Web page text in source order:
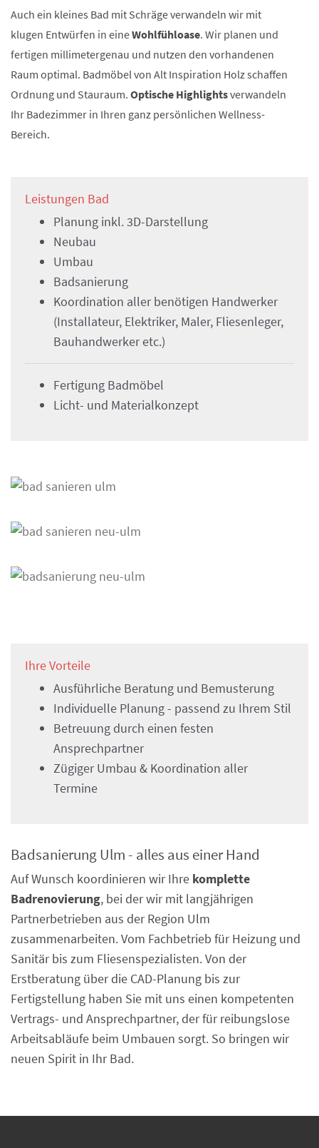
Auch ein kleines Bad mit Schräge verwandeln wir mit
klugen Entwürfen in eineWohlfühloase. Wir planen und
fertigen millimetergenau und nutzen den vorhandenen
Raum optimal. Badmöbel von Alt Inspiration Holz schaffen
Ordnung und Stauraum. Optische Highlightsverwandeln
Ihr Badezimmer in Ihren ganz persönlichen Wellness-
Bereich.
Leistungen Bad
Planung inkl. 3D-Darstellung
Neubau
Umbau
Badsanierung
Koordination aller benötigen Handwerker
(Installateur, Elektriker, Maler, Fliesenleger,
Bauhandwerker etc.)
Fertigung Badmöbel
Licht- und Materialkonzept
Ihre Vorteile
Ausführliche Beratung und Bemusterung
Individuelle Planung - passend zu Ihrem Stil
Betreuung durch einen festen
Ansprechpartner
Zügiger Umbau & Koordination aller
Termine
Badsanierung Ulm - alles aus einer Hand
Auf Wunsch koordinieren wir Ihre komplette
Badrenovierung, bei der wir mit langjährigen
Partnerbetrieben aus der Region Ulm
zusammenarbeiten. Vom Fachbetrieb für Heizung und
Sanitär bis zum Fliesenspezialisten. Von der
Erstberatung über die CAD-Planung bis zur
Fertigstellung haben Sie mit uns einen kompetenten
Vertrags- und Ansprechpartner, der für reibungslose
Arbeitsabläufe beim Umbauen sorgt. So bringen wir
neuen Spirit in Ihr Bad.